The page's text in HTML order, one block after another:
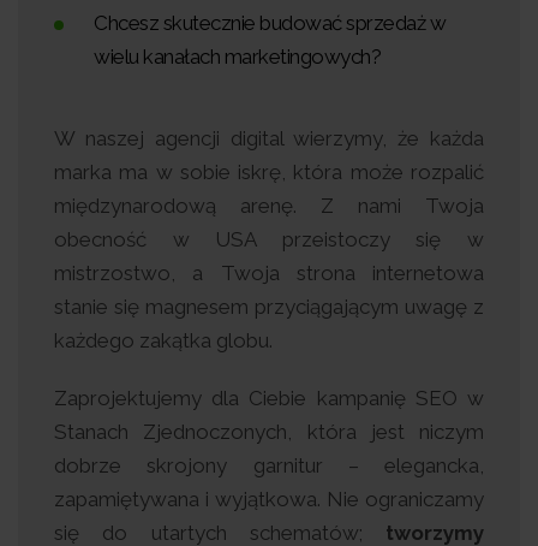
Chcesz skutecznie budować sprzedaż w
wielu kanałach marketingowych?
W naszej agencji digital wierzymy, że każda
marka ma w sobie iskrę, która może rozpalić
międzynarodową arenę. Z nami Twoja
obecność w USA przeistoczy się w
mistrzostwo, a Twoja strona internetowa
stanie się magnesem przyciągającym uwagę z
każdego zakątka globu.
Zaprojektujemy dla Ciebie kampanię SEO w
Stanach Zjednoczonych, która jest niczym
dobrze skrojony garnitur – elegancka,
zapamiętywana i wyjątkowa. Nie ograniczamy
się do utartych schematów; tworzymy